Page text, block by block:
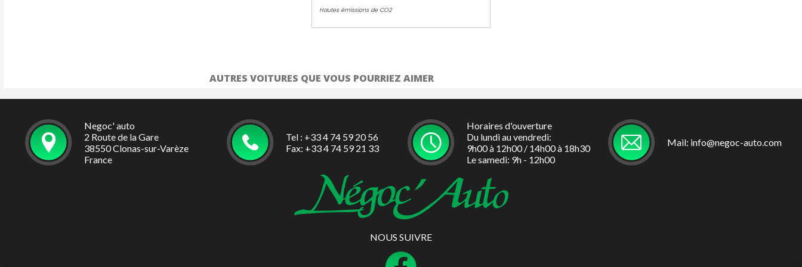
Système audio 6 haut-parleurs 100 W
Vitres arrière et lunette arrière surteintées
Vitres avant et arrière électriques séquentielles
Volant en TEP
Hautes émissions de CO2
AUTRES VOITURES QUE VOUS POURRIEZ AIMER
Negoc' auto
2 Route de la Gare
38550 Clonas-sur-Varèze
France
Tel : +33 4 74 59 20 56
Fax: +33 4 74 59 21 33
Horaires d'ouverture
Du lundi au vendredi:
9h00 à 12h00 / 14h00 à 18h30
Le samedi: 9h - 12h00
Mail: info@negoc-auto.com
NOUS SUIVRE